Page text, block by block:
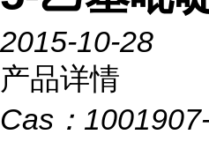
2015-10-28
产品详情
Cas：